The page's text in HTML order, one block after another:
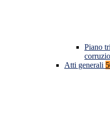
Piano
Atti generali